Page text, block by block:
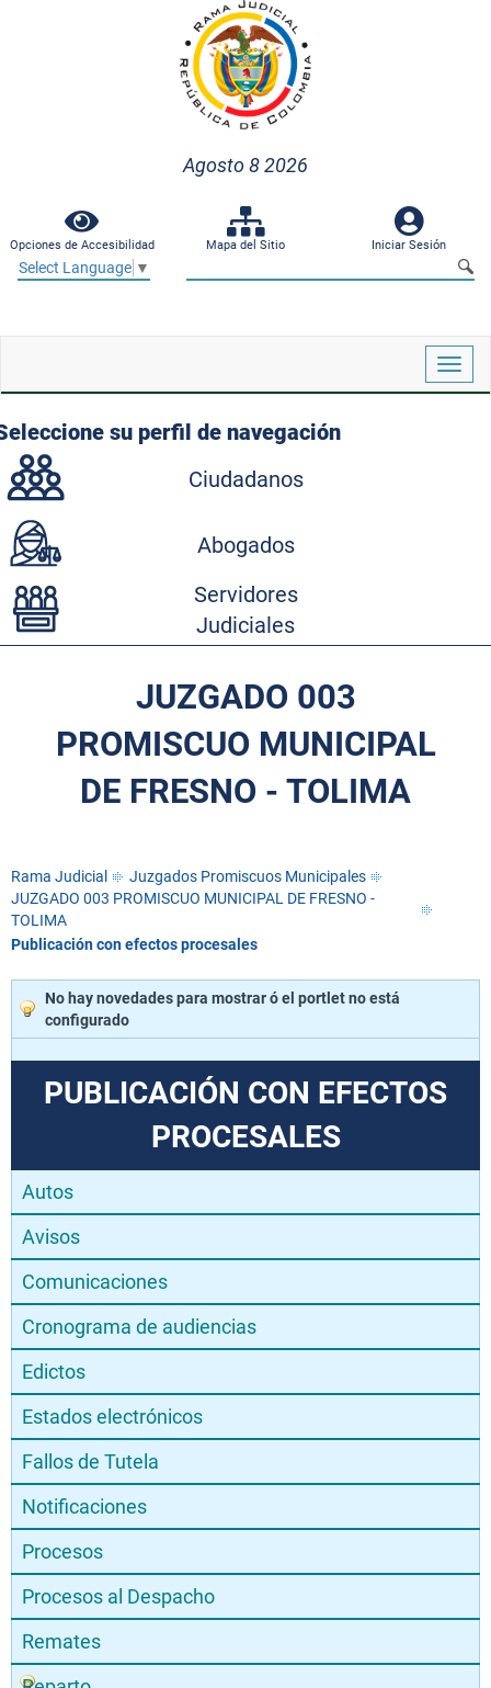
Agosto 8 2026
Opciones de Accesibilidad Mapa del Sitio Iniciar Sesión
Select Language ▼
su perfil de navegación
Ciudadanos
Abogados
Servidores
Judiciales
JUZGADO 003
PROMISCUO MUNICIPAL
DE FRESNO - TOLIMA
Rama Judicial
Juzgados Promiscuos Municipales
JUZGADO 003 PROMISCUO MUNICIPAL DE FRESNO -
TOLIMA
Publicación con efectos procesales
No hay novedades para mostrar ó el portlet no está
configurado
PUBLICACIÓN CON EFECTOS
PROCESALES
Autos
Avisos
Comunicaciones
Cronograma de audiencias
Edictos
Estados electrónicos
Fallos de Tutela
Notificaciones
Procesos
Procesos al Despacho
Remates